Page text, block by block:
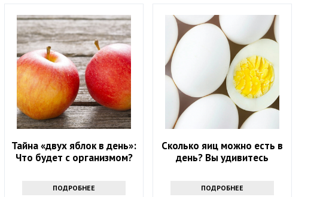
Тайна «двух яблок в день»:
Что будет с организмом?
ПОДРОБНЕЕ
Сколько яиц можно есть в
день? Вы удивитесь
ПОДРОБНЕЕ